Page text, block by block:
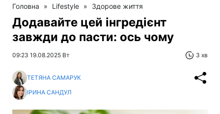
Головна » Lifestyle » Здорове життя
Додавайте цей інгредієнт
завжди до пасти: ось чому
09:23 19.08.2025 Вт 3 хв
ТЕТЯНА САМАРУК
ІРИНА САНДУЛ